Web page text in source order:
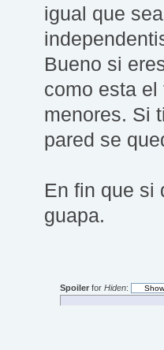
igual que
Bueno si
como esta
menores. Si
pared se
En fin que si
guapa.
Spoilerfor Hiden: